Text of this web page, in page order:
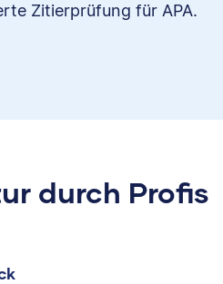
Zitierprüfung für APA.
durch Profis